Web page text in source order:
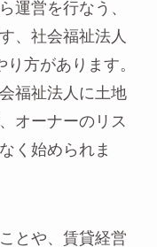
運営を行なう、
、社会福祉法人
方があります。
福祉法人に土地
オーナーのリス
く始められま
とや、賃貸経営